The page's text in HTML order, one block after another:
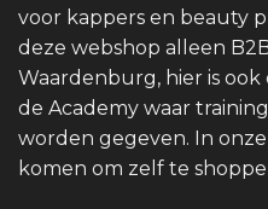
voor kappers en beauty
deze webshop alleen
Waardenburg, hier is
de Academy waar
worden gegeven. In
komen om zelf te